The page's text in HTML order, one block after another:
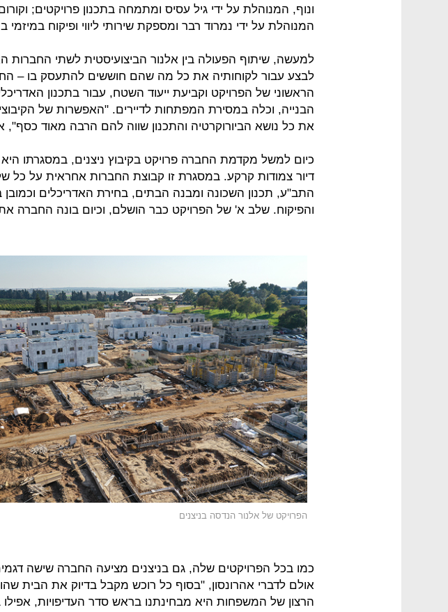
ונוף, המנוהלת על ידי גיל עסיס ומתמחה בתכנון פרויקטים;
המנוהלת על ידי נמרוד רבר ומספקת שירותי ליווי ופיקוח במיזמי
למעשה, שיתוף הפעולה בין אלנור הביצועיסטית לשתי החברות
לבצע עבור לקוחותיה את כל מה שהם חוששים להתעסק בו –
הראשוני של הפרויקט וקביעת ייעוד השטח, עבור בתכנון
הבנייה, וכלה במסירת המפתחות לדיירים. "האפשרות של
את כל נושא הביורוקרטיה והתכנון שווה להם הרבה מאוד כסף",
דיור צמודות קרקע. במסגרת זו קבוצת החברות אחראית על כל
התב"ע, תכנון השכונה ומבנה הבתים, בחירת האדריכלים וכמובן
והפיקוח. שלב א' של הפרויקט כבר הושלם, וכיום בונה החברה
הפרויקט של אלנור הנדסה בניצנים
כמו בכל הפרויקטים שלה, גם בניצנים מציעה החברה שישה
אולם לדברי אהרונסון, "בסוף כל רוכש מקבל בדיוק את הבית
הרצון של המשפחות היא מבחינתנו בראש סדר העדיפויות,